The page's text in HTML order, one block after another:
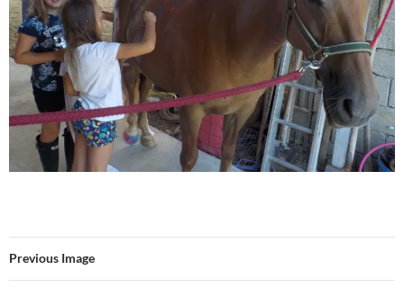
Previous Image